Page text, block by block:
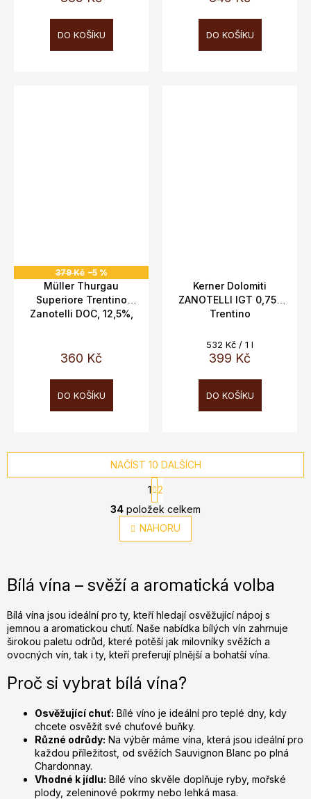
DO KOŠÍKU DO KOŠÍKU
379 Kč –5 %
Müller Thurgau
Superiore Trentino
Zanotelli DOC, 12,5%,
360 Kč
DO KOŠÍKU
Kerner Dolomiti
ZANOTELLI IGT 0,75L
Trentino
399 Kč
Měrná
cena:
532 Kč / 1 l
DO KOŠÍKU
O
v
l
a
c
í
p
r
v
y
ý
p
i
u
NAČÍST 10 DALŠÍCH
S
t
r
á
n
á
í
1 2
34 položek celkem
NAHORU
Bílá vína – svěží a aromatická volba
Bílá vína jsou ideální pro ty, kteří hledají osvěžující nápoj s
jemnou a aromatickou chutí. Naše nabídka bílých vín zahrnuje
širokou paletu odrůd, které potěší jak milovníky svěžích a
ovocných vín, tak i ty, kteří preferují plnější a bohatší vína.
Proč si vybrat bílá vína?
Osvěžující chuť: Bílé víno je ideální pro teplé dny, kdy
chcete osvěžit své chuťové buňky.
Různé odrůdy: Na výběr máme vína, která jsou ideální pro
každou příležitost, od svěžích Sauvignon Blanc po plná
Chardonnay.
Vhodné k jídlu: Bílé víno skvěle doplňuje ryby, mořské
plody, zeleninové pokrmy nebo lehká masa.